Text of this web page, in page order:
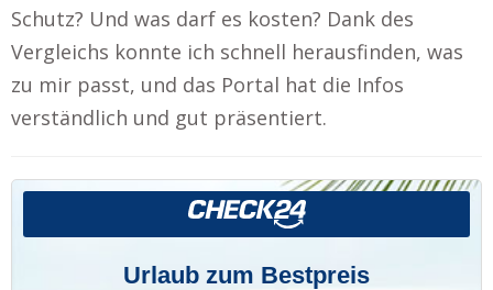
Schutz? Und was darf es kosten? Dank des
Vergleichs konnte ich schnell herausfinden, was
zu mir passt, und das Portal hat die Infos
verständlich und gut präsentiert.
Urlaub zum Bestpreis